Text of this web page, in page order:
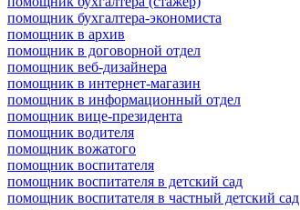
помощник бухгалтера-экономиста
помощник в архив
помощник в договорной отдел
помощник веб-дизайнера
помощник в интернет-магазин
помощник в информационный отдел
помощник вице-президента
помощник водителя
помощник вожатого
помощник воспитателя
помощник воспитателя в детский сад
помощник воспитателя в частный детский сад